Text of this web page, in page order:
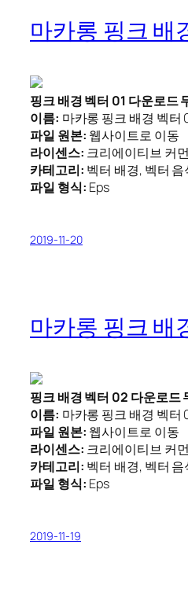
마카롱 핑크 배
핑크 배경 벡터 01 다운로드
이름: 마카롱 핑크 배경 벡터
파일 원본: 웹사이트로 이동
라이센스: 크리에이티브 커
카테고리: 벡터 배경, 벡터 음
파일 형식: Eps
2019-11-20
마카롱 핑크 배
핑크 배경 벡터 02 다운로드
이름: 마카롱 핑크 배경 벡터
파일 원본: 웹사이트로 이동
라이센스: 크리에이티브 커
카테고리: 벡터 배경, 벡터 음
파일 형식: Eps
2019-11-19